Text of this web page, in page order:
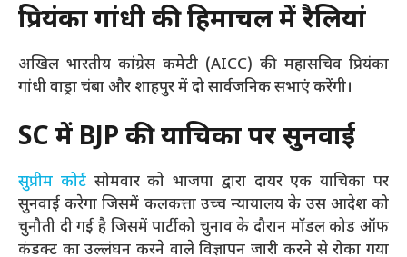
प्रियंका गांधी की हिमाचल में रैलियां
अखिल भारतीय कांग्रेस कमेटी (AICC) की महासचिव प्रियंका
गांधी वाड्रा चंबा और शाहपुर में दो सार्वजनिक सभाएं करेंगी।
SC में BJP की याचिका पर सुनवाई
सुप्रीम कोर्टसोमवार को भाजपा द्वारा दायर एक याचिका पर
सुनवाई करेगा जिसमें कलकत्ता उच्च न्यायालय के उस आदेश को
चुनौती दी गई है जिसमें पार्टी को चुनाव के दौरान मॉडल कोड ऑफ
कंडक्ट का उल्लंघन करने वाले विज्ञापन जारी करने से रोका गया